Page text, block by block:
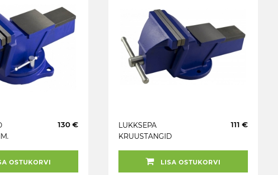
JBM
130 €
OSTUKORVI
LUKKSEPA
KRUUSTANGID
PAKID. 125MM HAARE
111 €
LISA OSTUKORVI